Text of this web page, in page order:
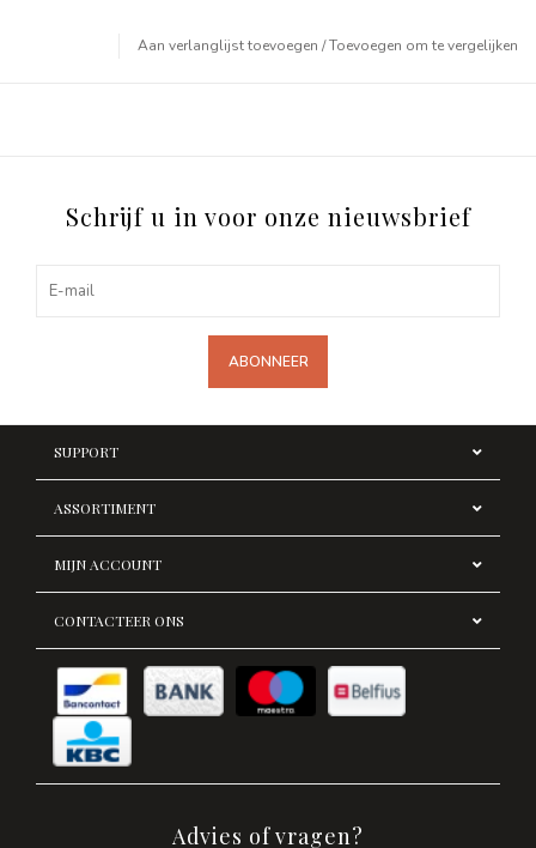
Aan verlanglijst toevoegen /Toevoegen om te vergelijken
Schrijf u in voor onze nieuwsbrief
ABONNEER
SUPPORT
ASSORTIMENT
MIJN ACCOUNT
CONTACTEER ONS
Advies of vragen?